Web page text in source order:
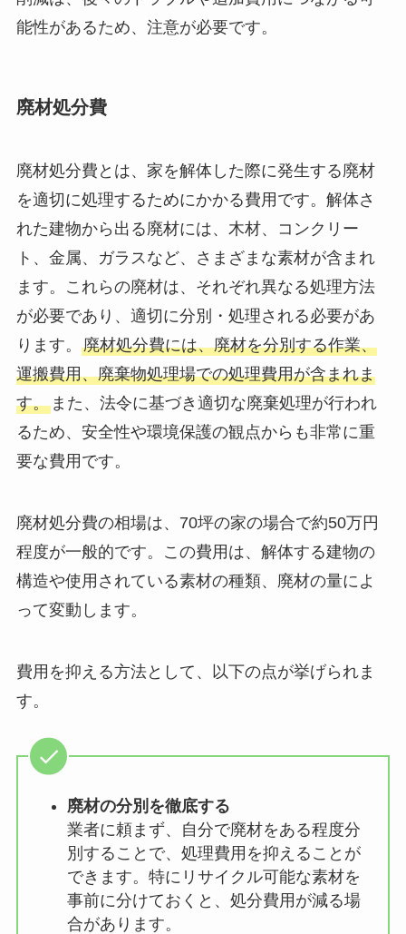
能性があるため、注意が必要です。
廃材処分費
廃材処分費とは、家を解体した際に発生する廃材
を適切に処理するためにかかる費用です。解体さ
れた建物から出る廃材には、木材、コンクリー
ト、金属、ガラスなど、さまざまな素材が含まれ
ます。これらの廃材は、それぞれ異なる処理方法
が必要であり、適切に分別・処理される必要があ
ります。 廃材処分費には、廃材を分別する作業、
運搬費用、廃棄物処理場での処理費用が含まれま
す。また、法令に基づき適切な廃棄処理が行われ
るため、安全性や環境保護の観点からも非常に重
要な費用です。
廃材処分費の相場は、70坪の家の場合で約50万円
程度が一般的です。この費用は、解体する建物の
構造や使用されている素材の種類、廃材の量によ
って変動します。
費用を抑える方法として、以下の点が挙げられま
す。
廃材の分別を徹底する
業者に頼まず、自分で廃材をある程度分
別することで、処理費用を抑えることが
できます。特にリサイクル可能な素材を
事前に分けておくと、処分費用が減る場
合があります。